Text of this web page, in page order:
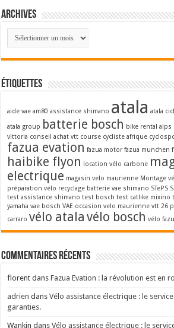
Archives
Archives
Étiquettes
aide vae am80 assistance shimano atala atala
atala group batterie bosch bike rental alps
vittoria conseil achat vtt course cycliste afrique
fazua evation fazua motor fazua munchen
haibike flyon location vélo carbone
electrique magasin velo maurienne Montage
préparation vélo recyclage batterie vae shimano STePS
test assistance shimano test bosch test catlike mixino
yamaha vae bosch VAE occasion velo maurienne vtt 26
carraro vélo atala vélo bosch vélo
Commentaires récents
florent dansFazua Evation : la révolution est en
adrien dansVélo assistance électrique : le
garanties.
Wankin dansVélo assistance électrique : le